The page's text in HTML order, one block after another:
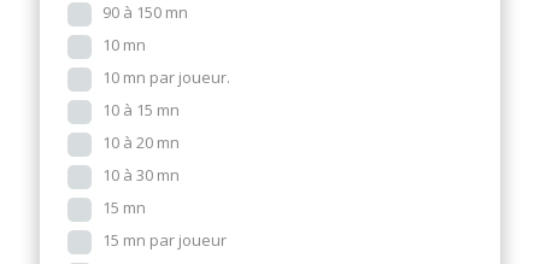
90 à 150 mn
10 mn
10 mn par joueur.
10 à 15 mn
10 à 20 mn
10 à 30 mn
15 mn
15 mn par joueur